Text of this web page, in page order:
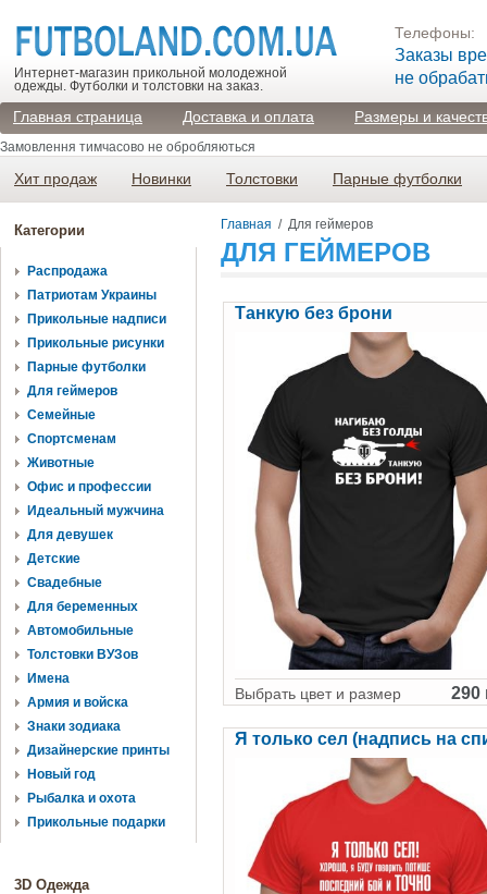
Интернет-магазин прикольной молодежной
одежды. Футболки и толстовки на заказ.
Телефоны:
Заказы
не
Главная страница Доставка и оплата Размеры и
Замовлення тимчасово не обробляються
Хит продаж Новинки Толстовки Парные футболки
Категории
Распродажа
Патриотам Украины
Прикольные надписи
Прикольные рисунки
Парные футболки
Для геймеров
Семейные
Спортсменам
Животные
Офис и профессии
Идеальный мужчина
Для девушек
Детские
Свадебные
Для беременных
Автомобильные
Толстовки ВУЗов
Имена
Армия и войска
Знаки зодиака
Дизайнерские принты
Новый год
Рыбалка и охота
Прикольные подарки
3D Одежда
Главная / Для геймеров
ДЛЯ ГЕЙМЕРОВ
Танкую без брони
Выбрать цвет и размер 290
Я только сел (надпись на